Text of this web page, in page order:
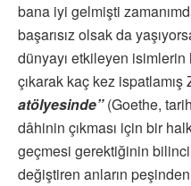
bana iyi gelmişti
başarısız olsak da
dünyayı etkileyen
çıkarak kaç kez ispatlamış
atölyesinde”(Goethe,
dâhinin çıkması için bir
geçmesi gerektiğinin
değiştiren anların